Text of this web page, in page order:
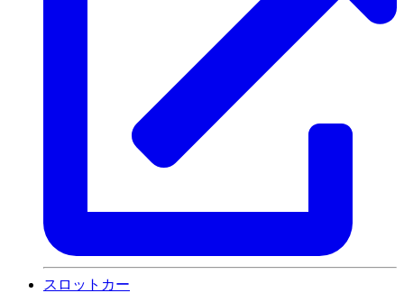
スロットカー